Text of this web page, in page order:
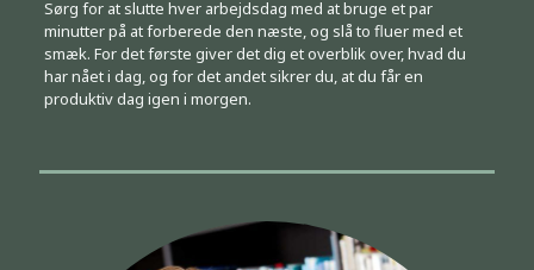
Sørg for at slutte hver arbejdsdag med at bruge et par
minutter på at forberede den næste, og slå to fluer med et
smæk. For det første giver det dig et overblik over, hvad du
har nået i dag, og for det andet sikrer du, at du får en
produktiv dag igen i morgen.